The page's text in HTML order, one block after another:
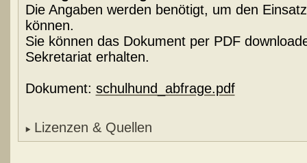
Die Angaben werden benötigt, um den
können.
Sie können das Dokument per PDF
Sekretariat erhalten.
Dokument: schulhund_abfrage.pdf
Lizenzen & Quellen